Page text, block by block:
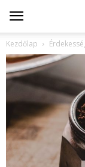
Kezdőlap